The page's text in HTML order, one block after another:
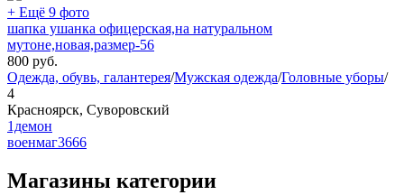
+ Ещё 9 фото
шапка ушанка офицерская,на натуральном
мутоне,новая,размер-56
800 руб.
Одежда, обувь, галантерея/Мужская одежда/Головные уборы/
4
Красноярск, Суворовский
1демон
военмаг3666
Магазины категории